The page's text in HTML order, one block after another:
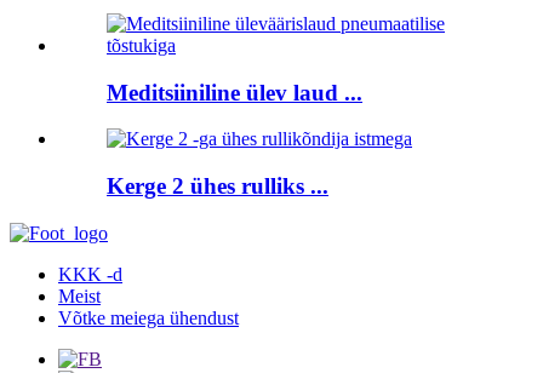
Meditsiiniline ülev laud ...
Kerge 2 ühes rulliks ...
KKK -d
Meist
Võtke meiega ühendust